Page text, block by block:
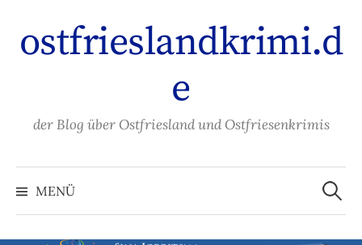
Inhalt
überspringen
ostfrieslandkrimi.d
e
der Blog über Ostfriesland und Ostfriesenkrimis
MENÜ
Suchen
nach: